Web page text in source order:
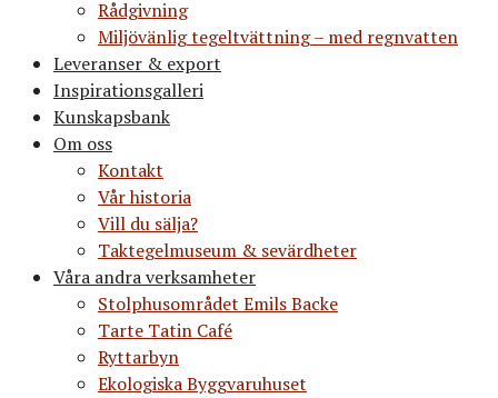
Rådgivning
Miljövänlig tegeltvättning – med regnvatten
Leveranser & export
Inspirationsgalleri
Kunskapsbank
Om oss
Kontakt
Vår historia
Vill du sälja?
Taktegelmuseum & sevärdheter
Våra andra verksamheter
Stolphusområdet Emils Backe
Tarte Tatin Café
Ryttarbyn
Ekologiska Byggvaruhuset